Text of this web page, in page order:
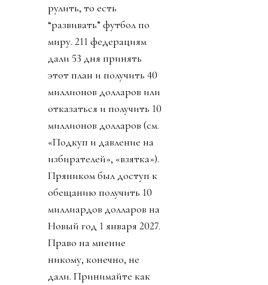
рулить, то есть
“развивать” футбол по
миру. 211 федерациям
дали 53 дня принять
этот план и получить 40
миллионов долларов или
отказаться и получить 10
миллионов долларов (см.
«Подкуп и давление на
избирателей», «взятка»).
Пряником был доступ к
обещанию получить 10
миллиардов долларов на
Новый год 1 января 2027.
Право на мнение
никому, конечно, не
дали. Принимайте как